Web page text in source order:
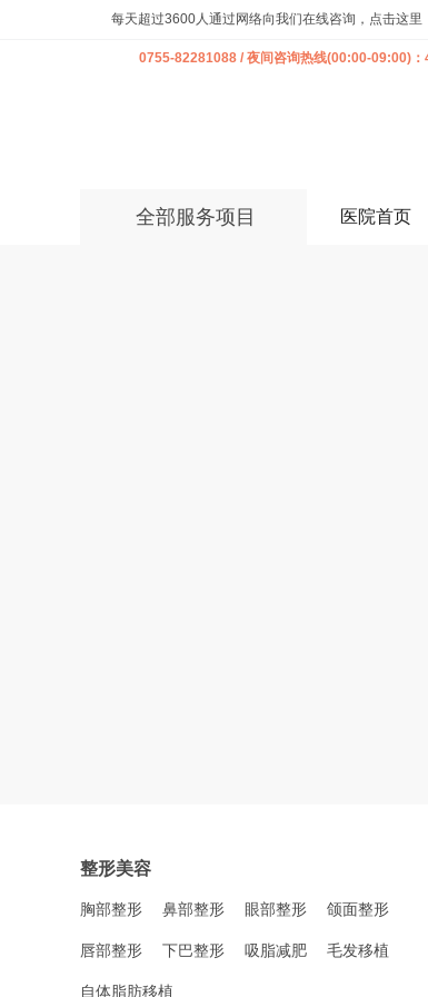
每天超过3600人通过网络向我们在线咨询，点击这里
0755-82281088 / 夜间咨询热线(00:00-09:00)
全部服务项目 医院首页
整形美容
胸部整形 鼻部整形 眼部整形 颌面整形
唇部整形 下巴整形 吸脂减肥 毛发移植
自体脂肪移植